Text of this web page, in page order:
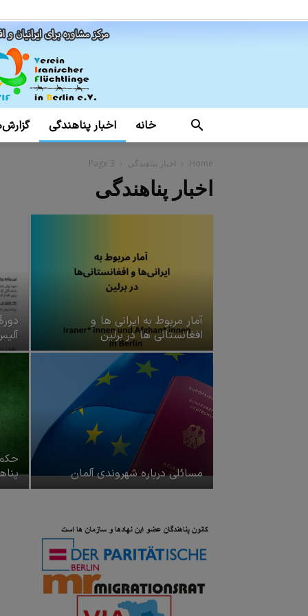
اخبار پناهندگی خانه
Home اخبار پناهندگی Page 3
اخبار پناهندگی
آمار مربوط به ایرانی ها و
افغانستانی ها در برلین
حکم
مسائلی درباره شهروندی آلمان